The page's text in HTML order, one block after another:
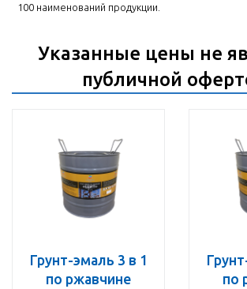
100 наименований продукции.
Указанные цены не
публичной
Грунт-эмаль 3 в 1
по ржавчине
по